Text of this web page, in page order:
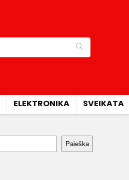
ELEKTRONIKA SVEIKATA
Paieška